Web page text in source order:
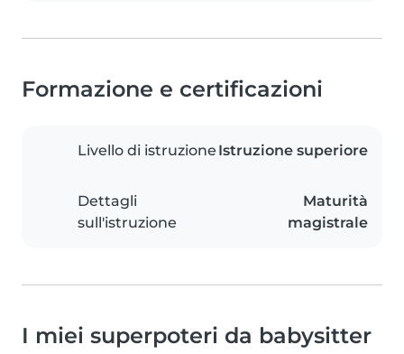
Formazione e certificazioni
Livello di istruzione Istruzione superiore
Dettagli
sull'istruzione
Maturità
magistrale
I miei superpoteri da babysitter